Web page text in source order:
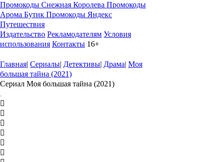
Промокоды Снежная Королева Промокоды
Арома Бутик Промокоды Яндекс
Путешествия
Издательство Рекламодателям Условия
использования Контакты 16+
Главная| Сериалы| Детективы| Драма| Моя
большая тайна (2021)
Сериал Моя большая тайна (2021)